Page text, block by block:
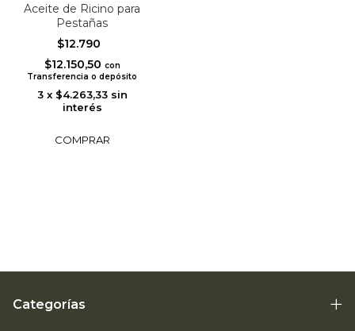
Aceite de Ricino para
Pestañas
$12.790
$12.150,50 con
Transferencia o depósito
3 x $4.263,33 sin
interés
Categorías